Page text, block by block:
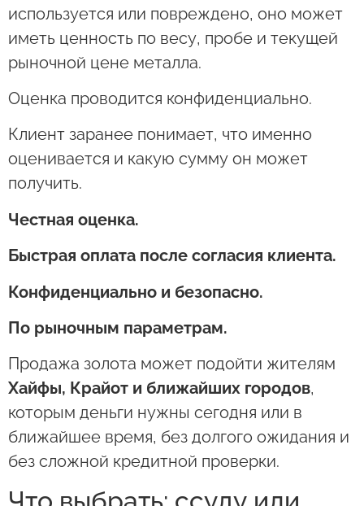
используется или повреждено, оно может
иметь ценность по весу, пробе и текущей
рыночной цене металла.
Оценка проводится конфиденциально.
Клиент заранее понимает, что именно
оценивается и какую сумму он может
получить.
Честная оценка.
Быстрая оплата после согласия клиента.
Конфиденциально и безопасно.
По рыночным параметрам.
Продажа золота может подойти жителям
Хайфы, Крайот и ближайших городов,
которым деньги нужны сегодня или в
ближайшее время, без долгого ожидания и
без сложной кредитной проверки.